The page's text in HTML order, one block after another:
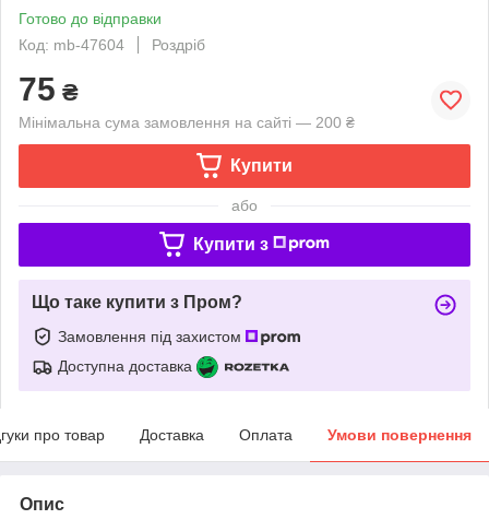
Готово до відправки
Код: mb-47604
Роздріб
75 ₴
Мінімальна сума замовлення на сайті — 200 ₴
Купити
або
Купити з
Що таке купити з Пром?
Замовлення під захистом
Доступна доставка
про товар Доставка Оплата Умови повернення
Опис